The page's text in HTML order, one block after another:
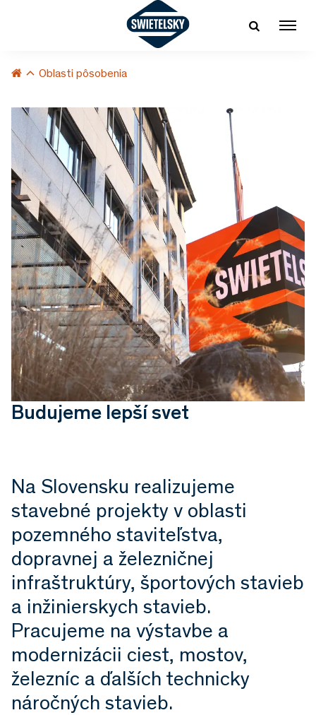
Oblasti pôsobenia
Budujeme lepší svet
Na Slovensku realizujeme
stavebné projekty v oblasti
pozemného staviteľstva,
dopravnej a železničnej
infraštruktúry, športových stavieb
a inžinierskych stavieb.
Pracujeme na výstavbe a
modernizácii ciest, mostov,
železníc a ďalších technicky
náročných stavieb.